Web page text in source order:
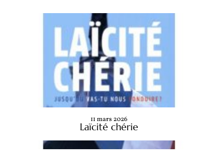
Laïcité chérie
11 mars 2026